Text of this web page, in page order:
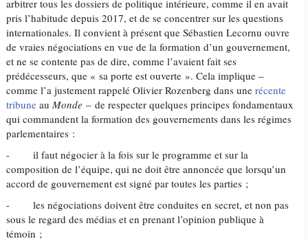
arbitrer tous les dossiers de politique intérieure, comme il en avait
pris l’habitude depuis 2017, et de se concentrer sur les questions
internationales. Il convient à présent que Sébastien Lecornu ouvre
de vraies négociations en vue de la formation d’un gouvernement,
et ne se contente pas de dire, comme l’avaient fait ses
prédécesseurs, que « sa porte est ouverte ». Cela implique –
comme l’a justement rappelé Olivier Rozenberg dans unerécente
tribune auMonde – de respecter quelques principes fondamentaux
qui commandent la formation des gouvernements dans les régimes
parlementaires :
- il faut négocier à la fois sur le programme et sur la
composition de l’équipe, qui ne doit être annoncée que lorsqu’un
accord de gouvernement est signé par toutes les parties ;
- les négociations doivent être conduites en secret, et non pas
sous le regard des médias et en prenant l’opinion publique à
témoin ;